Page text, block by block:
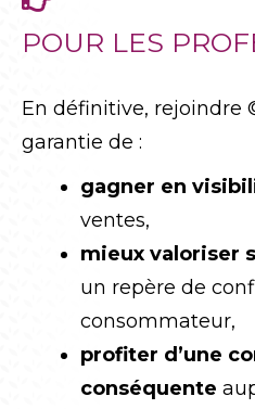
POUR LES
En définitive, rejoindre
garantie de :
gagner en
ventes,
mieux valoriser
un repère de
consommateur,
profiter d’une
conséquente